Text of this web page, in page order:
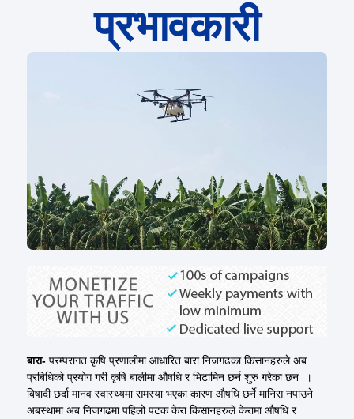
प्रभावकारी
बारा-परम्परागत कृषि प्रणालीमा आधारित बारा निजगढका किसानहरुले अब
प्रबिधिको प्रयोग गरी कृषि बालीमा औषधि र भिटामिन छर्न शुरु गरेका छन ।
बिषादी छर्दा मानव स्वास्थ्यमा समस्या भएका कारण औषधि छर्ने मानिस नपाउने
अबस्थामा अब निजगढमा पहिलो पटक केरा किसानहरुले केरामा औषधि र